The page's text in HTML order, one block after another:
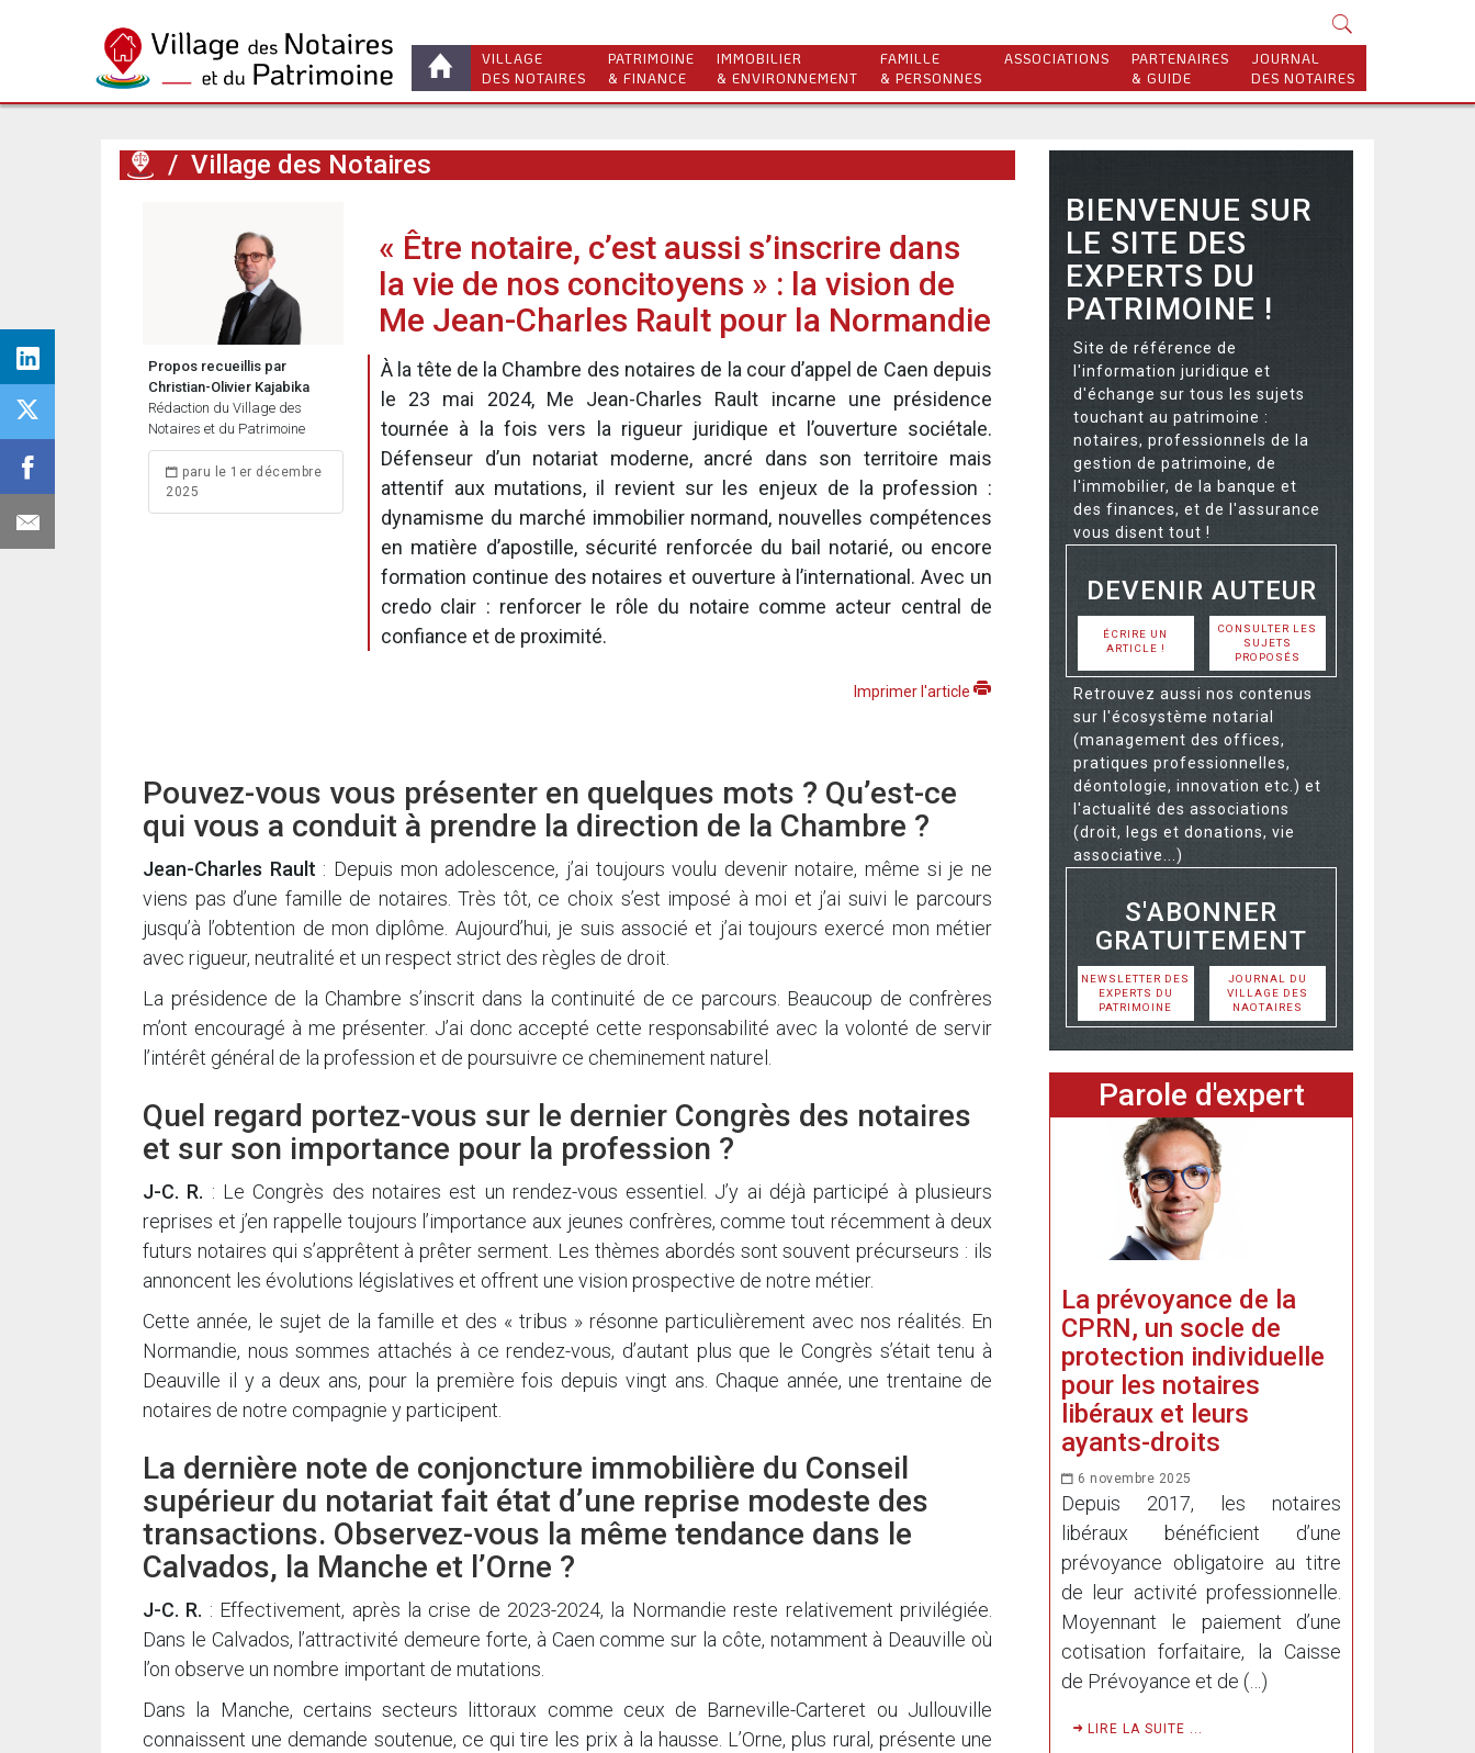
VILLAGE
DES NOTAIRES
PATRIMOINE
& FINANCE
IMMOBILIER
& ENVIRONNEMENT
FAMILLE
& PERSONNES
ASSOCIATIONS
PARTENAIRES
& GUIDE
JOURNAL
DES NOTAIRES
/ Village des Notaires
Propos recueillis par
Christian-Olivier Kajabika
Rédaction du Village des
Notaires et du Patrimoine
paru le 1er décembre
2025
« Être notaire, c’est aussi s’inscrire dans
la vie de nos concitoyens » : la vision de
Me Jean-Charles Rault pour la Normandie
À la tête de la Chambre des notaires de la cour d’appel de Caen depuis
le 23 mai 2024, Me Jean-Charles Rault incarne une présidence
tournée à la fois vers la rigueur juridique et l’ouverture sociétale.
Défenseur d’un notariat moderne, ancré dans son territoire mais
attentif aux mutations, il revient sur les enjeux de la profession :
dynamisme du marché immobilier normand, nouvelles compétences
en matière d’apostille, sécurité renforcée du bail notarié, ou encore
formation continue des notaires et ouverture à l’international. Avec un
credo clair : renforcer le rôle du notaire comme acteur central de
confiance et de proximité.
Imprimer l'article
Pouvez-vous vous présenter en quelques mots ? Qu’est-ce
qui vous a conduit à prendre la direction de la Chambre ?
Jean-Charles Rault : Depuis mon adolescence, j’ai toujours voulu devenir notaire, même si je ne
viens pas d’une famille de notaires. Très tôt, ce choix s’est imposé à moi et j’ai suivi le parcours
jusqu’à l’obtention de mon diplôme. Aujourd’hui, je suis associé et j’ai toujours exercé mon métier
avec rigueur, neutralité et un respect strict des règles de droit.
La présidence de la Chambre s’inscrit dans la continuité de ce parcours. Beaucoup de confrères
m’ont encouragé à me présenter. J’ai donc accepté cette responsabilité avec la volonté de servir
l’intérêt général de la profession et de poursuivre ce cheminement naturel.
Quel regard portez-vous sur le dernier Congrès des notaires
et sur son importance pour la profession ?
J-C. R. : Le Congrès des notaires est un rendez-vous essentiel. J’y ai déjà participé à plusieurs
reprises et j’en rappelle toujours l’importance aux jeunes confrères, comme tout récemment à deux
futurs notaires qui s’apprêtent à prêter serment. Les thèmes abordés sont souvent précurseurs : ils
annoncent les évolutions législatives et offrent une vision prospective de notre métier.
Cette année, le sujet de la famille et des « tribus » résonne particulièrement avec nos réalités. En
Normandie, nous sommes attachés à ce rendez-vous, d’autant plus que le Congrès s’était tenu à
Deauville il y a deux ans, pour la première fois depuis vingt ans. Chaque année, une trentaine de
notaires de notre compagnie y participent.
La dernière note de conjoncture immobilière du Conseil
supérieur du notariat fait état d’une reprise modeste des
transactions. Observez-vous la même tendance dans le
Calvados, la Manche et l’Orne ?
J-C. R. : Effectivement, après la crise de 2023-2024, la Normandie reste relativement privilégiée.
Dans le Calvados, l’attractivité demeure forte, à Caen comme sur la côte, notamment à Deauville où
l’on observe un nombre important de mutations.
Dans la Manche, certains secteurs littoraux comme ceux de Barneville-Carteret ou Jullouville
connaissent une demande soutenue, ce qui tire les prix à la hausse. L’Orne, plus rural, présente une
BIENVENUE SUR
LE SITE DES
EXPERTS DU
PATRIMOINE !
Site de référence de
l'information juridique et
d'échange sur tous les sujets
touchant au patrimoine :
notaires, professionnels de la
gestion de patrimoine, de
l'immobilier, de la banque et
des finances, et de l'assurance
vous disent tout !
DEVENIR AUTEUR
ÉCRIRE UN
ARTICLE !
CONSULTER LES
SUJETS
PROPOSÉS
Retrouvez aussi nos contenus
sur l'écosystème notarial
(management des offices,
pratiques professionnelles,
déontologie, innovation etc.) et
l'actualité des associations
(droit, legs et donations, vie
associative...)
S'ABONNER
GRATUITEMENT
NEWSLETTER DES
EXPERTS DU
PATRIMOINE
JOURNAL DU
VILLAGE DES
NAOTAIRES
Parole d'expert
La prévoyance de la
CPRN, un socle de
protection individuelle
pour les notaires
libéraux et leurs
ayants-droits
6 novembre 2025
Depuis 2017, les notaires
libéraux bénéficient d’une
prévoyance obligatoire au titre
de leur activité professionnelle.
Moyennant le paiement d’une
cotisation forfaitaire, la Caisse
de Prévoyance et de (…)
LIRE LA SUITE ...